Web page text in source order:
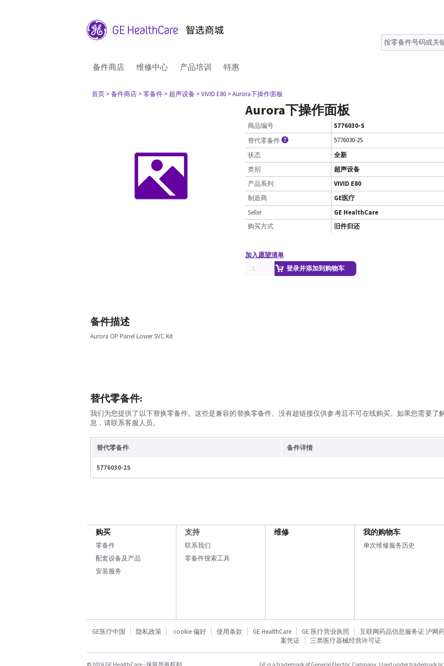
备件商店 维修中心 产品培训 特惠
首页 > 备件商店 > 零备件 > 超声设备 > VIVID E80 > Aurora下操作面板
Aurora下操作面板
商品编号
5776030-S
替代零备件
5776030-2S
状态
全新
类别
超声设备
产品系列
VIVID E80
制造商
GE医疗
Seller
GE HealthCare
购买方式
旧件归还
加入愿望清单
登录并添加到购物车
备件描述
Aurora OP Panel Lower SVC Kit
替代零备件:
我们为您提供了以下替换零备件。这些是兼容的替换零备件。没有超链接仅供参考且不可在线购买。如果您需要了
息，请联系客服人员。
替代零备件 备件详情
5776030-2S
购买
零备件
配套设备及产品
安装服务
支持
联系我们
零备件搜索工具
维修 我的购物车
单次维修服务历史
GE医疗中国 隐私政策 cookie 偏好 使用条款 GE HealthCare GE 医疗营业执照 互联网药品信息服务证 沪网
案凭证
三类医疗器械经营许可证
© 2026 GE HealthCare - 保留所有权利 GE is a trademark of General Electric Company. Used under trademark